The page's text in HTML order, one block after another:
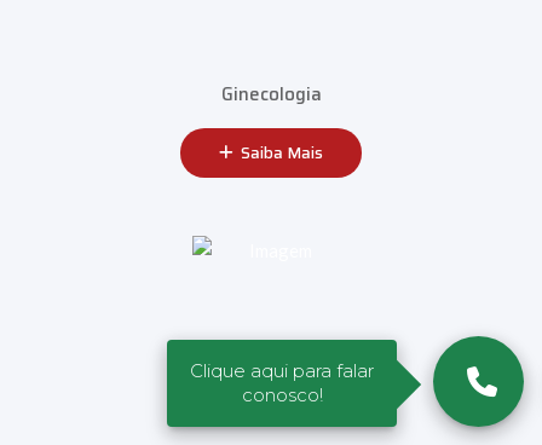
Clique aqui para falar
conosco!
Ginecologia
Saiba Mais